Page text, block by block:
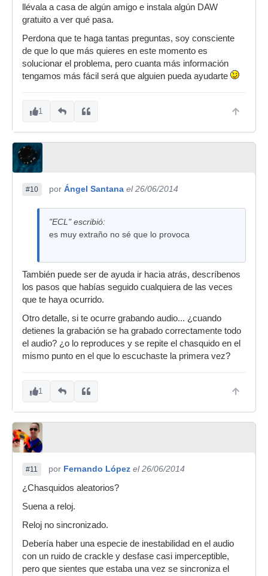
llévala a casa de algún amigo e instala algún DAW
gratuito a ver qué pasa.
Perdona que te haga tantas preguntas, soy consciente
de que lo que más quieres en este momento es
solucionar el problema, pero cuanta más información
tengamos más fácil será que alguien pueda ayudarte
1
#10 por Ángel Santana el 26/06/2014
"ECL" escribió:
es muy extraño no sé que lo provoca
También puede ser de ayuda ir hacia atrás, descríbenos
los pasos que habías seguido cualquiera de las veces
que te haya ocurrido.
Otro detalle, si te ocurre grabando audio... ¿cuando
detienes la grabación se ha grabado correctamente todo
el audio? ¿o lo reproduces y se repite el chasquido en el
mismo punto en el que lo escuchaste la primera vez?
1
#11 por Fernando López el 26/06/2014
¿Chasquidos aleatorios?
Suena a reloj.
Reloj no sincronizado.
Debería haber una especie de inestabilidad en el audio
con un ruido de crackle y desfase casi imperceptible,
pero que sientes que estaba una vez se sincroniza el